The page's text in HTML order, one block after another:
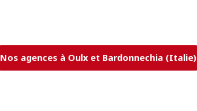
Nos agences à Oulx et Bardonnechia (Italie)